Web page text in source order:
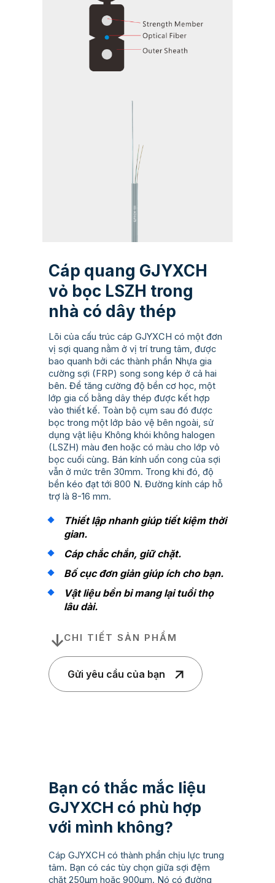
Cáp quang GJYXCH
vỏ bọc LSZH trong
nhà có dây thép
Lõi của cấu trúc cáp GJYXCH có một đơn
vị sợi quang nằm ở vị trí trung tâm, được
bao quanh bởi các thành phần Nhựa gia
cường sợi (FRP) song song kép ở cả hai
bên. Để tăng cường độ bền cơ học, một
lớp gia cố bằng dây thép được kết hợp
vào thiết kế. Toàn bộ cụm sau đó được
bọc trong một lớp bảo vệ bên ngoài, sử
dụng vật liệu Không khói không halogen
(LSZH) màu đen hoặc có màu cho lớp vỏ
bọc cuối cùng. Bán kính uốn cong của sợi
vẫn ở mức trên 30mm. Trong khi đó, độ
bền kéo đạt tới 800 N. Đường kính cáp hỗ
trợ là 8-16 mm.
Thiết lập nhanh giúp tiết kiệm thời
gian.
Cáp chắc chắn, giữ chặt.
Bố cục đơn giản giúp ích cho bạn.
Vật liệu bền bỉ mang lại tuổi thọ
lâu dài.
CHI TIẾT SẢN PHẨM
Gửi yêu cầu của bạn
Bạn có thắc mắc liệu
GJYXCH có phù hợp
với mình không?
Cáp GJYXCH có thành phần chịu lực trung
tâm. Bạn có các tùy chọn giữa sợi đệm
chặt 250µm hoặc 900µm. Nó có đường